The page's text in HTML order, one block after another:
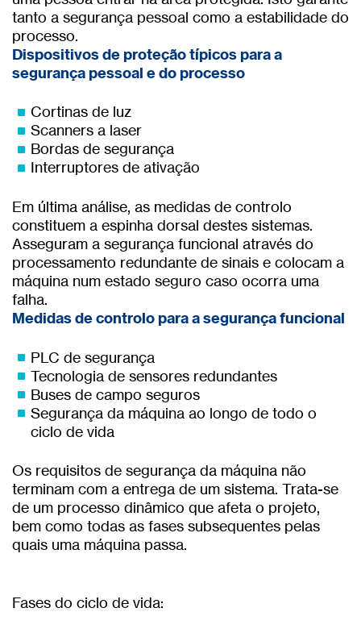
tanto a segurança pessoal como a estabilidade do
processo.
Dispositivos de proteção típicos para a
segurança pessoal e do processo
Cortinas de luz
Scanners a laser
Bordas de segurança
Interruptores de ativação
Em última análise, as medidas de controlo
constituem a espinha dorsal destes sistemas.
Asseguram a segurança funcional através do
processamento redundante de sinais e colocam a
máquina num estado seguro caso ocorra uma
falha.
Medidas de controlo para a segurança funcional
PLC de segurança
Tecnologia de sensores redundantes
Buses de campo seguros
Segurança da máquina ao longo de todo o
ciclo de vida
Os requisitos de segurança da máquina não
terminam com a entrega de um sistema. Trata-se
de um processo dinâmico que afeta o projeto,
bem como todas as fases subsequentes pelas
quais uma máquina passa.
Fases do ciclo de vida: